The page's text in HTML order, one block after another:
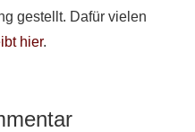
gestellt. Dafür vielen
hier.